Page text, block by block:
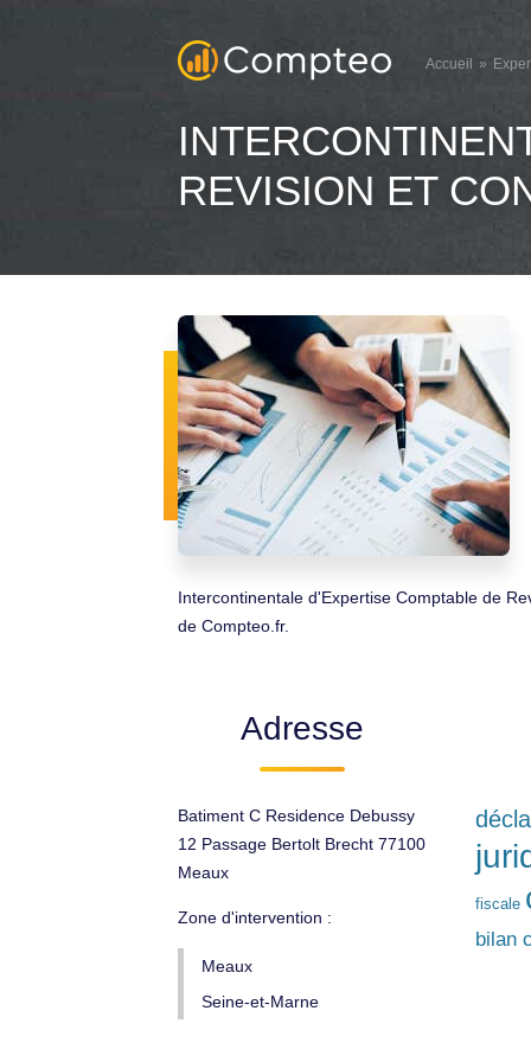
Accueil
REVISION ET
Intercontinentale d'Expertise Comptable de
de Compteo.fr.
Adresse
Batiment C Residence Debussy
12 Passage Bertolt Brecht 77100
Meaux
Zone d'intervention :
Meaux
Seine-et-Marne
fiscale
bilan